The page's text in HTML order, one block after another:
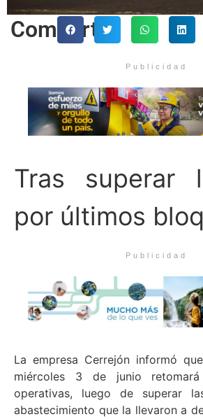
Comparte
Publicidad
Tras superar
por últimos
Publicidad
La empresa Cerrejón informó
miércoles 3 de junio
operativas, luego de superar
abastecimiento que la llevaron a